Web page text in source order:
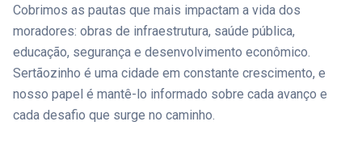
Cobrimos as pautas que mais impactam a vida dos
moradores: obras de infraestrutura, saúde pública,
educação, segurança e desenvolvimento econômico.
Sertãozinho é uma cidade em constante crescimento, e
nosso papel é mantê-lo informado sobre cada avanço e
cada desafio que surge no caminho.